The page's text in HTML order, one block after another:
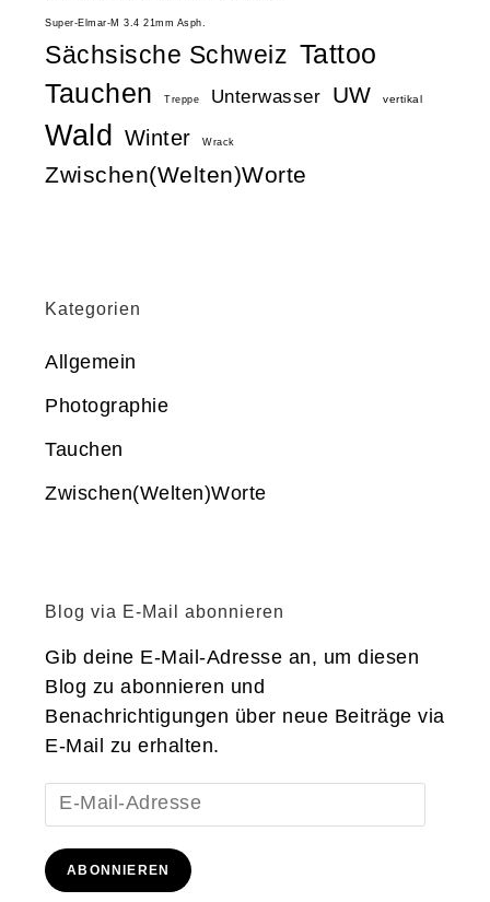
Super-Elmar-M 3.4 21mm Asph.
Sächsische Schweiz Tattoo
Tauchen
Treppe Unterwasser UW vertikal
Wald Winter Wrack
Zwischen(Welten)Worte
Kategorien
Allgemein
Photographie
Tauchen
Zwischen(Welten)Worte
Blog via E-Mail abonnieren
Gib deine E-Mail-Adresse an, um diesen
Blog zu abonnieren und
Benachrichtigungen über neue Beiträge via
E-Mail zu erhalten.
E-
Mail-
Adresse
ABONNIEREN